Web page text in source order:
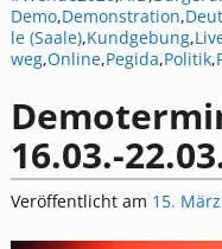
Demo,Demonstration,
le (Saale),Kundgebung,
weg,Online,Pegida,Politik,
16.03.-
Veröffentlicht am 15.